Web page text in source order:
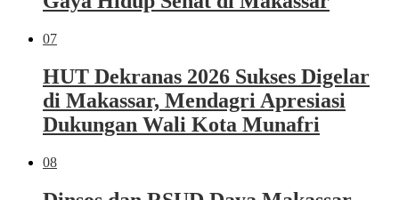
07
HUT Dekranas 2026 Sukses Digelar
di Makassar, Mendagri Apresiasi
Dukungan Wali Kota Munafri
08